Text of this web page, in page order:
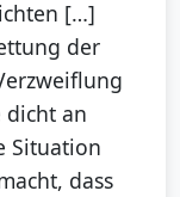
[…]
der
an
Situation
dass